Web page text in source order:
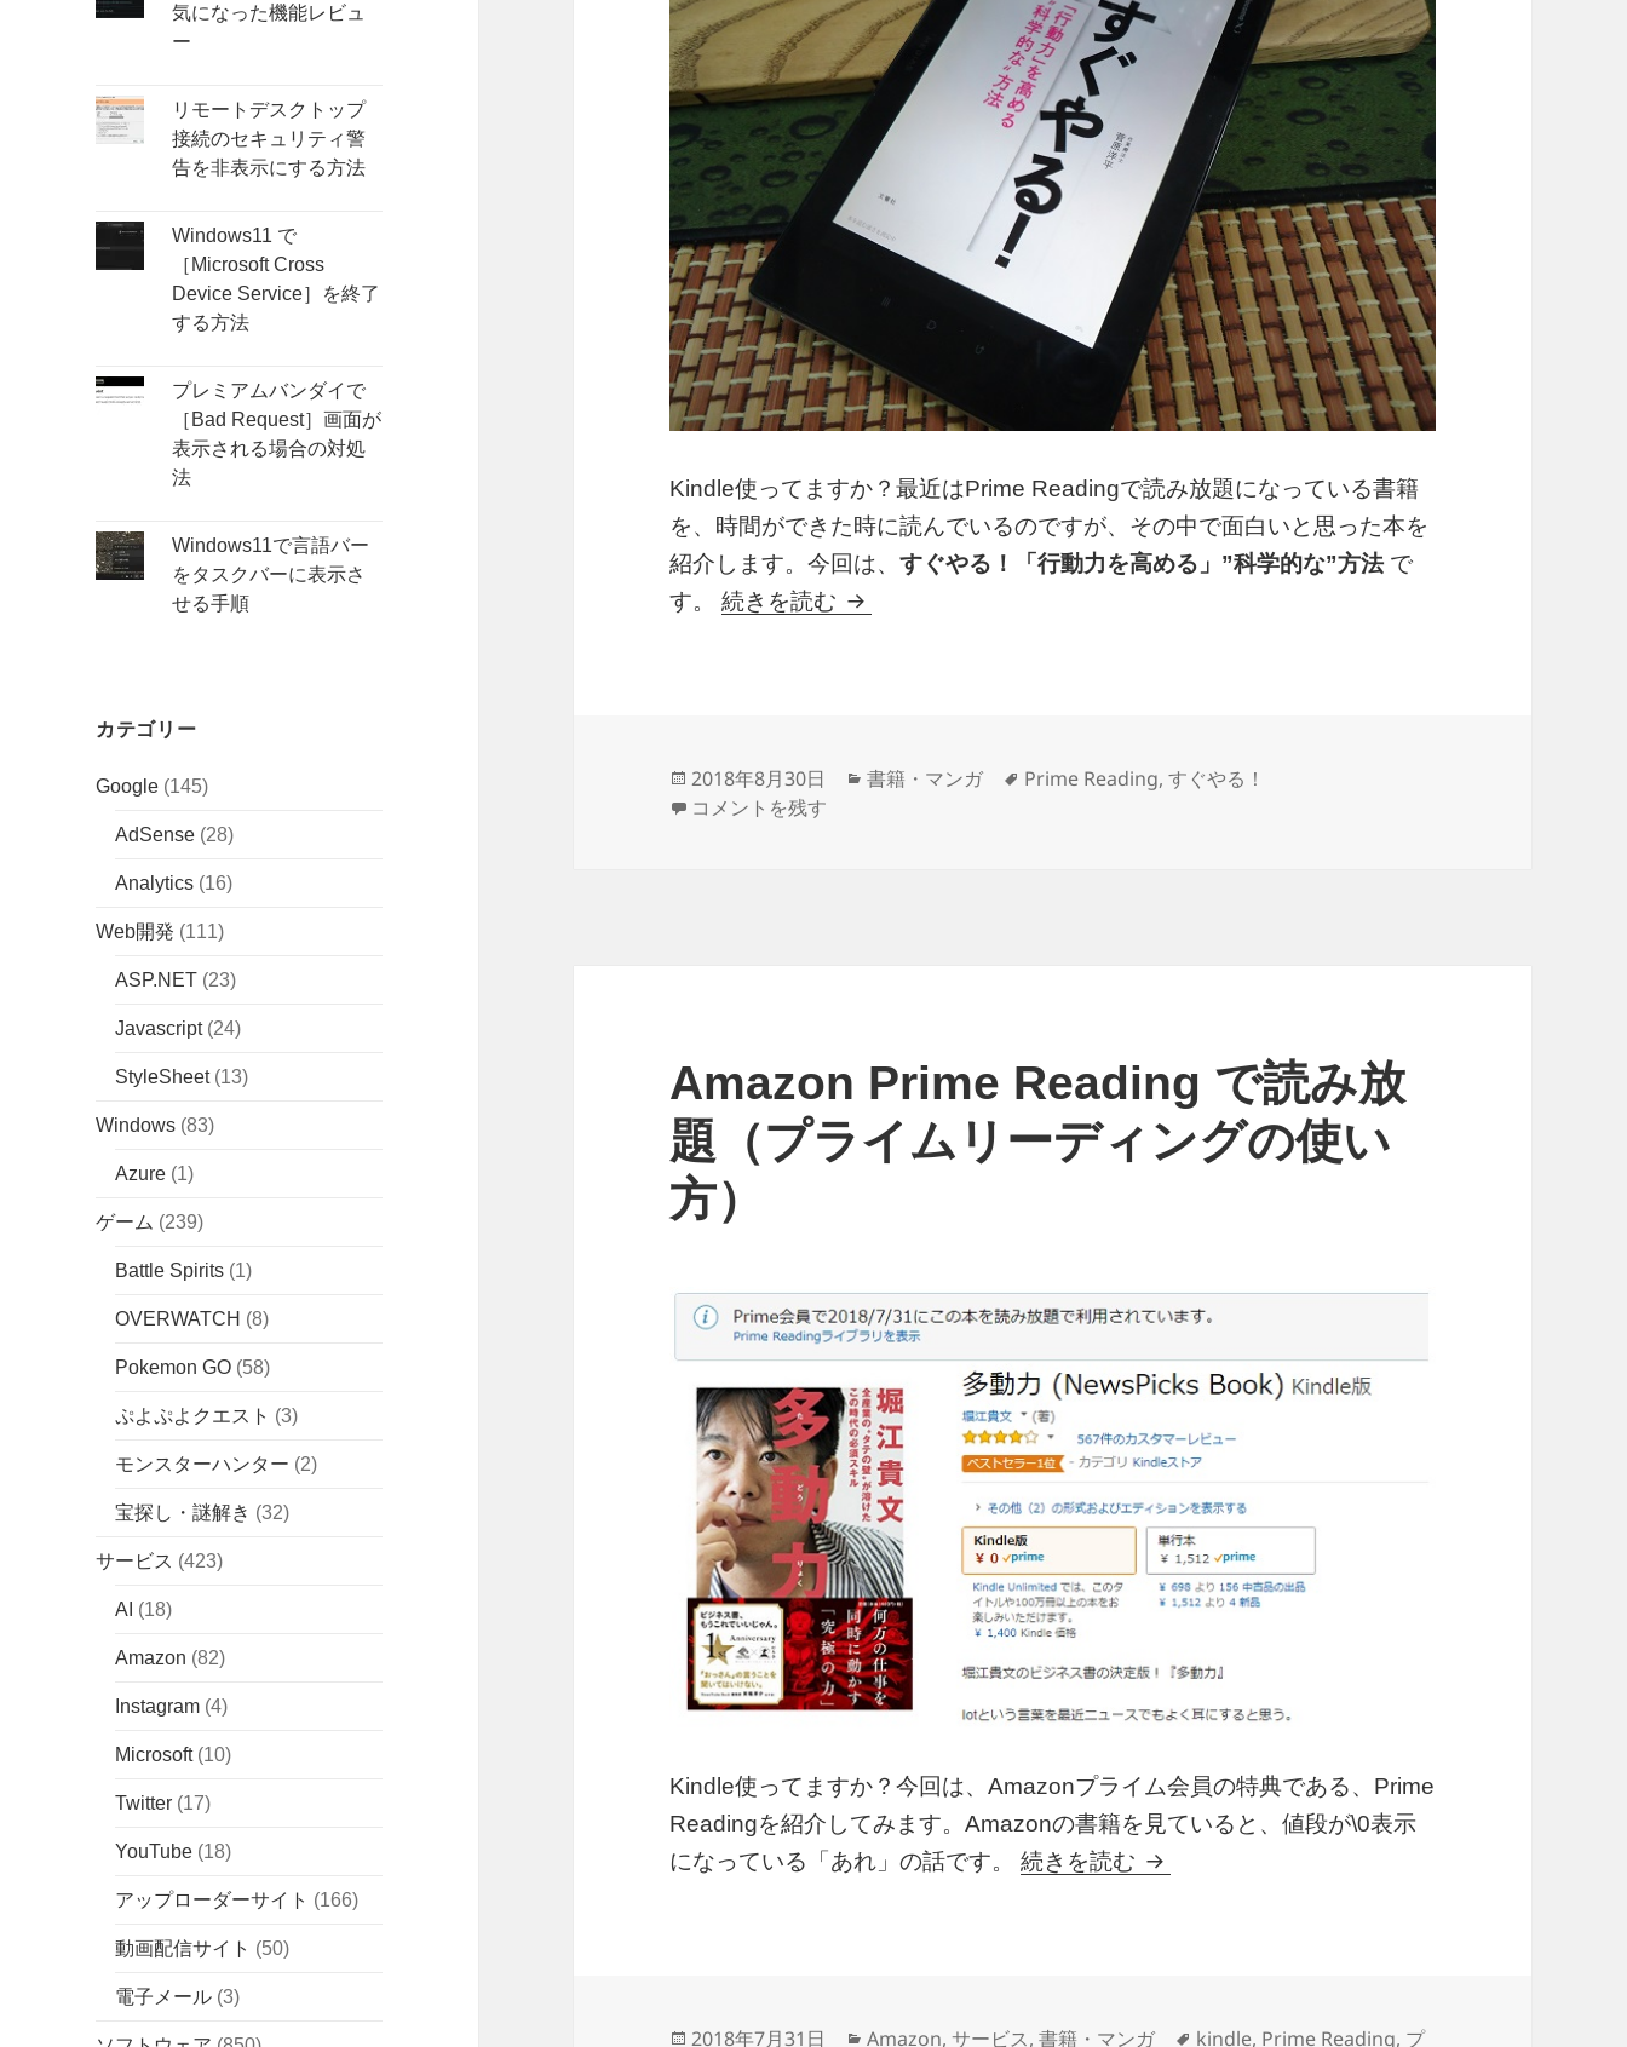
気になった機能レビュ
ー
リモートデスクトップ
接続のセキュリティ警
告を非表示にする方法
Windows11 で
［Microsoft Cross
Device Service］を終了
する方法
プレミアムバンダイで
［Bad Request］画面が
表示される場合の対処
法
Windows11で言語バー
をタスクバーに表示さ
せる手順
カテゴリー
Google (145)
AdSense (28)
Analytics (16)
Web開発 (111)
ASP.NET (23)
Javascript(24)
StyleSheet(13)
Windows (83)
Azure (1)
ゲーム (239)
Battle Spirits (1)
OVERWATCH (8)
Pokemon GO (58)
ぷよぷよクエスト (3)
モンスターハンター (2)
宝探し・謎解き (32)
サービス (423)
AI (18)
Amazon (82)
Instagram (4)
Microsoft(10)
Twitter (17)
YouTube (18)
アップローダーサイト (166)
動画配信サイト (50)
電子メール (3)
Kindle使ってますか？最近はPrime Readingで読み放題になっている書籍
を、時間ができた時に読んでいるのですが、その中で面白いと思った本を
紹介します。今回は、すぐやる！「行動力を高める」”科学的な”方法で
す。続きを読む “すぐやる！「行動力」を高める“科学的な”方法” を読んで感じたこと
投
稿
2018年8月30日
カ
書籍・マンガ
タ
Prime Reading,すぐやる！
“すぐやる！「行動力」を高める“科学的な”方法” を読んで感じたこと に
コメントを残す
Amazon Prime Reading で読み放
題（プライムリーディングの使い
方）
Kindle使ってますか？今回は、Amazonプライム会員の特典である、Prime
Readingを紹介してみます。Amazonの書籍を見ていると、値段が\0表示
になっている「あれ」の話です。続きを読む Amazon Prime Reading で読み放題（プライ
投
2018年7月31日 カ
Amazon,サービス,書籍・マンガ タ
kindle, Prime Reading, プ